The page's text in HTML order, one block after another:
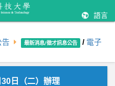
語言
告 最新消息/徵才訊息公告 / 電子
日（二）辦理